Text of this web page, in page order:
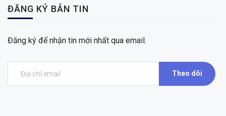
ĐĂNG KÝ BẢN TIN
Đăng ký để nhận tin mới nhất qua email.
Theo dõi